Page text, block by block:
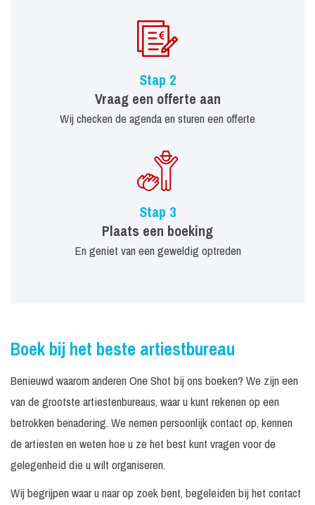
Stap 2
Vraag een offerte aan
Wij checken de agenda en sturen een offerte
Stap 3
Plaats een boeking
En geniet van een geweldig optreden
Boek bij het beste artiestbureau
Benieuwd waarom anderen One Shot bij ons boeken? We zijn een
van de grootste artiestenbureaus, waar u kunt rekenen op een
betrokken benadering. We nemen persoonlijk contact op, kennen
de artiesten en weten hoe u ze het best kunt vragen voor de
gelegenheid die u wilt organiseren.
Wij begrijpen waar u naar op zoek bent, begeleiden bij het contact